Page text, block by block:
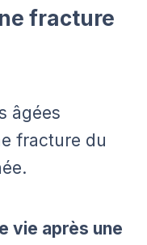
fracture
âgées
fracture du
vie après une